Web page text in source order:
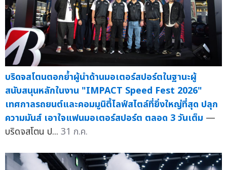
บริดจสโตนตอกย้ำผู้นำด้านมอเตอร์สปอร์ตในฐานะผู้
สนับสนุนหลักในงาน "IMPACT Speed Fest 2026"
เทศกาลรถยนต์และคอมมูนิตี้ไลฟ์สไตล์ที่ยิ่งใหญ่ที่สุด ปลุก
ความมันส์ เอาใจแฟนมอเตอร์สปอร์ต ตลอด 3 วันเต็ม —
บริดจสโตน ป... 31 ก.ค.